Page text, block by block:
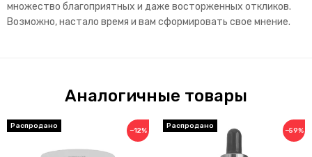
множество благоприятных и даже восторженных откликов.
Возможно, настало время и вам сформировать свое мнение.
Аналогичные товары
−12% −59%